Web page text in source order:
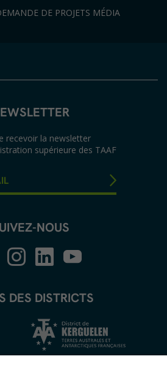
DE PROJETS MÉDIA
recevoir la newsletter
supérieure des TAAF
NOUS
DES DISTRICTS